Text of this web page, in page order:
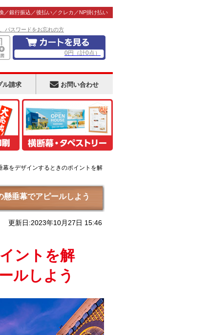
／銀行振込／後払い／クレカ／NP掛け払い
パスワードをお忘れの方
0円 （計0点）
請求 お問い合わせ
幕をデザインするときのポイントを解
懸垂幕でアピールしよう
更新日:2023年10月27日 15:46
ントを解
ルしよう